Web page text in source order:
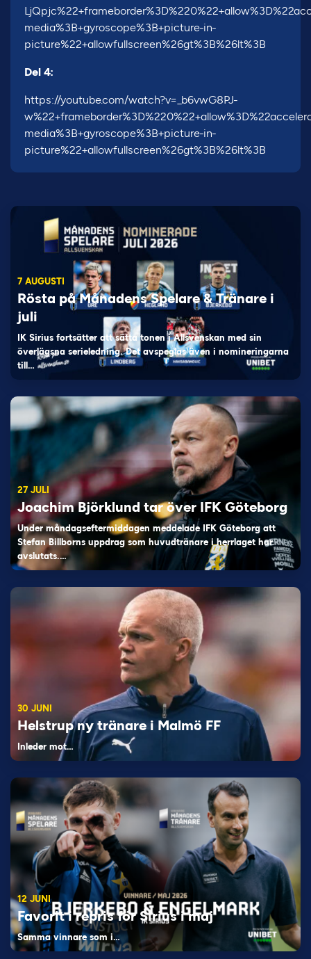
media%3B+gyroscope%3B+picture-in-
picture%22+allowfullscreen%26gt%3B%26lt%3B
Del 4:
https://youtube.com/watch?v=_b6vwG8PJ-
media%3B+gyroscope%3B+picture-in-
picture%22+allowfullscreen%26gt%3B%26lt%3B
7 AUGUSTI
Rösta på Månadens Spelare & Tränare i
juli
IK Sirius fortsätter att sätta tonen i Allsvenskan med sin
överlägsna serieledning. Det avspeglas även i nomineringarna
till…
27 JULI
Joachim Björklund tar över IFK Göteborg
Under måndagseftermiddagen meddelade IFK Göteborg att
Stefan Billborns uppdrag som huvudtränare i herrlaget har
avslutats.…
30 JUNI
Helstrup ny tränare i Malmö FF
Inleder mot…
12 JUNI
Favorit i repris för Sirius i maj
Samma vinnare som i…